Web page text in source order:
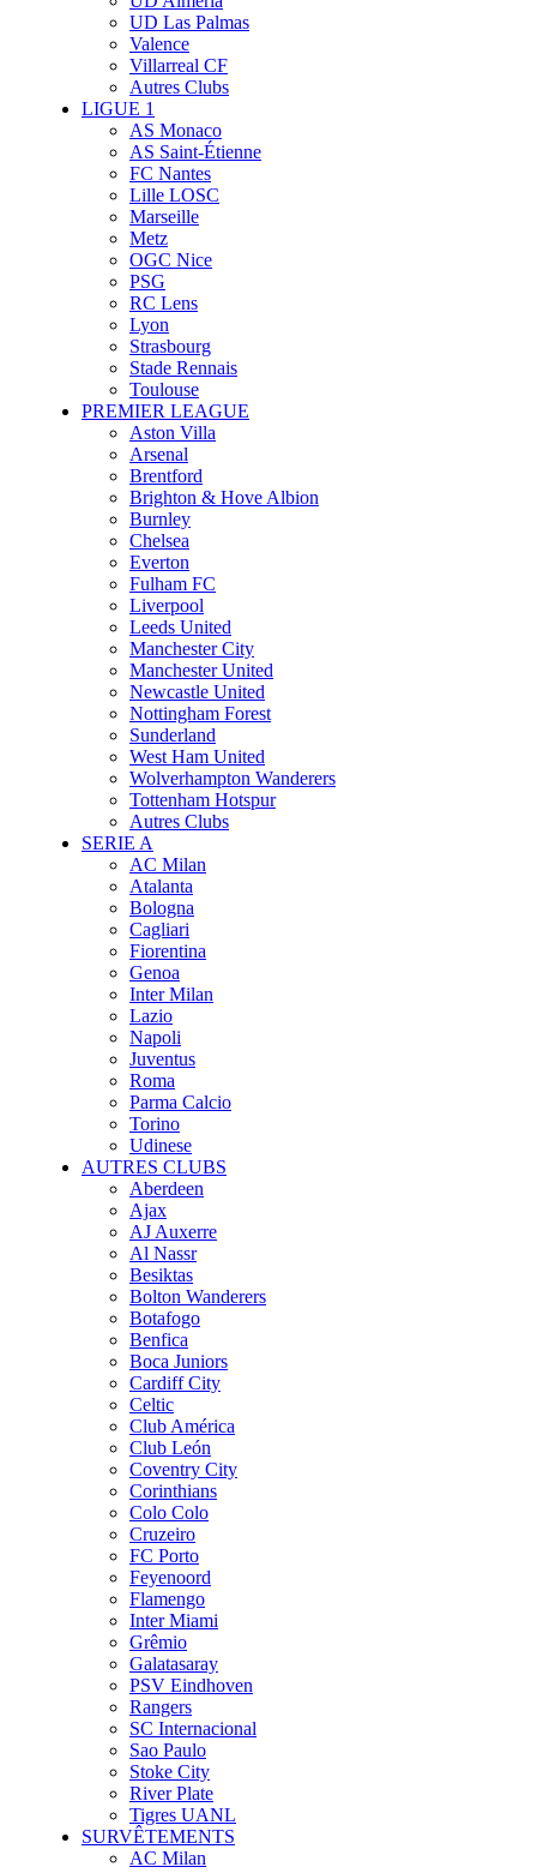
UD Las Palmas
Valence
Villarreal CF
Autres Clubs
LIGUE 1
AS Monaco
AS Saint-Étienne
FC Nantes
Lille LOSC
Marseille
Metz
OGC Nice
PSG
RC Lens
Lyon
Strasbourg
Stade Rennais
Toulouse
PREMIER LEAGUE
Aston Villa
Arsenal
Brentford
Brighton & Hove Albion
Burnley
Chelsea
Everton
Fulham FC
Liverpool
Leeds United
Manchester City
Manchester United
Newcastle United
Nottingham Forest
Sunderland
West Ham United
Wolverhampton Wanderers
Tottenham Hotspur
Autres Clubs
SERIE A
AC Milan
Atalanta
Bologna
Cagliari
Fiorentina
Genoa
Inter Milan
Lazio
Napoli
Juventus
Roma
Parma Calcio
Torino
Udinese
AUTRES CLUBS
Aberdeen
Ajax
AJ Auxerre
Al Nassr
Besiktas
Bolton Wanderers
Botafogo
Benfica
Boca Juniors
Cardiff City
Celtic
Club América
Club León
Coventry City
Corinthians
Colo Colo
Cruzeiro
FC Porto
Feyenoord
Flamengo
Inter Miami
Grêmio
Galatasaray
PSV Eindhoven
Rangers
SC Internacional
Sao Paulo
Stoke City
River Plate
Tigres UANL
SURVÊTEMENTS
AC Milan